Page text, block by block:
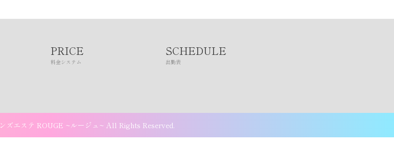
PRICE
料金システム
SCHEDULE
出勤表
ズエステ ROUGE ~ルージュ~ All Rights Reserved.